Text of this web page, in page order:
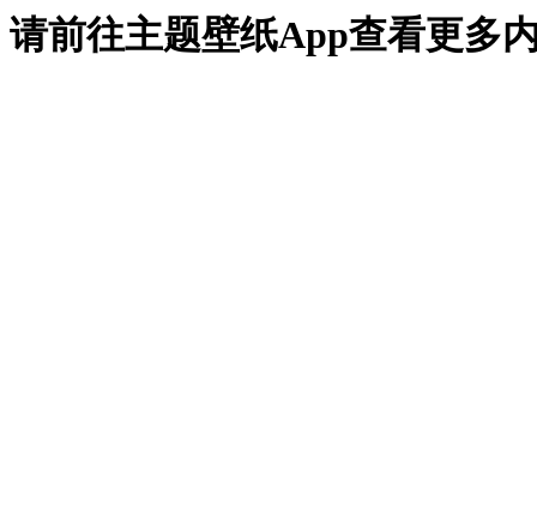
请前往主题壁纸App查看更多